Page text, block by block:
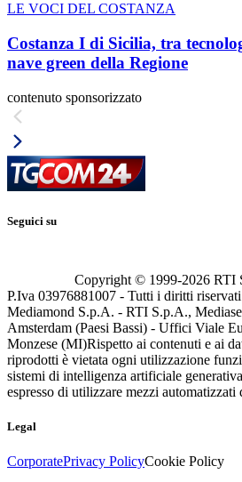
LE VOCI DEL COSTANZA
Costanza I di Sicilia, tra
nave green della Regione
contenuto sponsorizzato
Seguici su
Copyright © 1999-2026 RTI
P.Iva 03976881007 - Tutti i diritti
Mediamond S.p.A. - RTI S.p.A.,
Amsterdam (Paesi Bassi) - Uffici Viale
Monzese (MI)Rispetto ai contenuti e ai
riprodotti è vietata ogni utilizzazione
sistemi di intelligenza artificiale
espresso di utilizzare mezzi automatizzati
Legal
CorporatePrivacy PolicyCookie Policy